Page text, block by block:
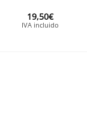
19,50€
IVA incluido